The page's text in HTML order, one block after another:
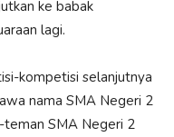
ke babak
lagi.
kompetisi selanjutnya
nama SMA Negeri 2
teman SMA Negeri 2